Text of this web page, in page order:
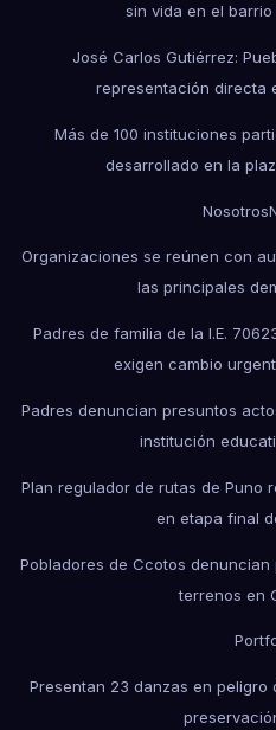
sin vida en el
José Carlos Gutiérrez:
representación directa
Más de 100 instituciones
desarrollado en la
Nosotros
Organizaciones se reúnen con
las principales
Padres de familia de la I.E.
exigen cambio
Padres denuncian presuntos
institución
Plan regulador de rutas de Puno
en etapa final
Pobladores de Ccotos
terrenos en
Presentan 23 danzas en